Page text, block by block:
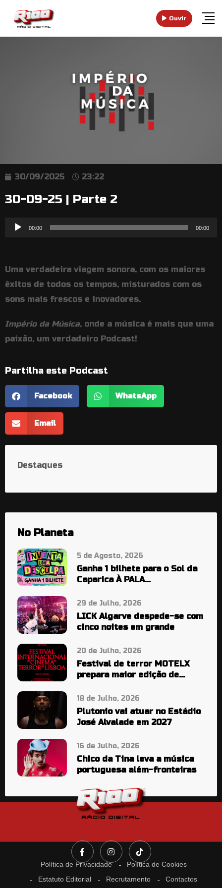
Ouvir
30/09/2025 23:22
30-09-25 | Parte 2
Reprodutor
00:00 00:00
Uma verdadeira viagem sonora, com os maiores
êxitos de todos os tempos, misturados com os
sons mais frescos e inovadores.
Império da Música, onde a música é mais que uma
paixão, um verdadeiro Podcast!
Partilha este Podcast
Facebook WhatsApp
Email
Destaques
No Planeta
5 de Agosto, 2026
Ganha 1 bilhete para o Sol da
Caparica À PALA…
29 de Julho, 2026
LICK Algarve despede-se com
cinco noites em grande
20 de Julho, 2026
Festival de terror MOTELX
prepara maior edição de
18 de Julho, 2026
Plutonio vai atuar no Estádio
José Alvalade em 2027
16 de Julho, 2026
Chico da Tina leva a música
portuguesa além-fronteiras
Política de Privacidade
Política de Cookies
Estatuto Editorial
Recrutamento Contactos